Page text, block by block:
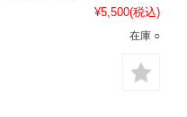
¥5,500(税込)
在庫 ○